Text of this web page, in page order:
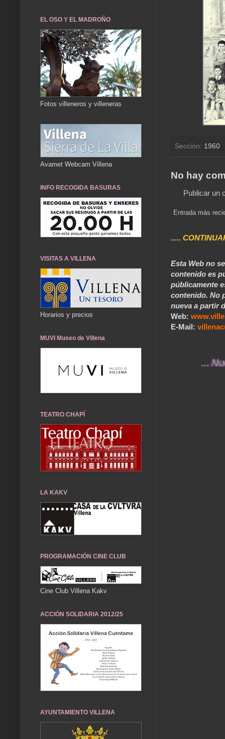
Sección: 1960
No hay
Publicar un
Entrada más
.....
Esta Web no
contenido es
públicamente
contenido. No
nueva a partir
Web:
E-Mail:
... Nuestros
EL OSO Y EL MADROÑO
Fotos villeneros y villeneras
Avamet Webcam Villena
INFO RECOGIDA BASURAS
VISITAS A VILLENA
Horarios y precios
MUVI Museo de Villena
TEATRO CHAPÍ
LA KAKV
PROGRAMACIÓN CINE CLUB
Cine Club Villena Kakv
ACCIÓN SOLIDARIA 2012/25
AYUNTAMIENTO VILLENA